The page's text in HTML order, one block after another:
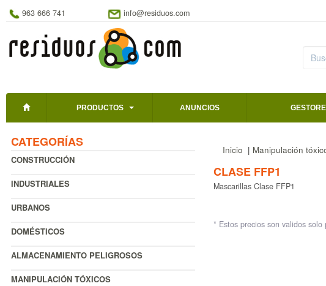
963 666 741 info@residuos.com
PRODUCTOS ANUNCIOS
CATEGORÍAS
CONSTRUCCIÓN
INDUSTRIALES
URBANOS
DOMÉSTICOS
ALMACENAMIENTO PELIGROSOS
MANIPULACIÓN TÓXICOS
Inicio | Manipulación
CLASE FFP1
Mascarillas Clase FFP1
* Estos precios son validos